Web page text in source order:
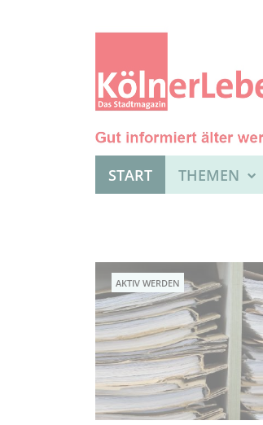
START THEMEN
AKTIV WERDEN